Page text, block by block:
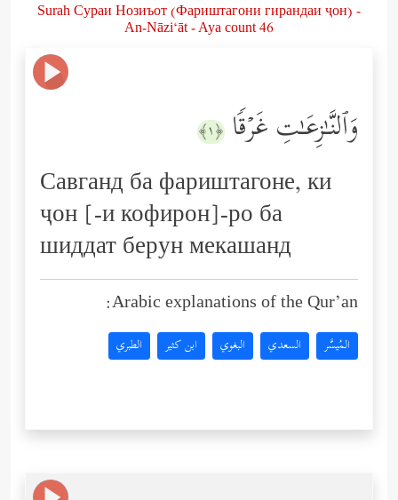
Surah Сураи Нозиъот (Фариштагони гирандаи ҷон) -
An-Nāzi‘āt - Aya count 46
وَٱلنَّـٰزِعَـٰتِ غَرۡقࣰا ﴿١﴾
Савганд ба фариштагоне, ки
ҷон [-и кофирон]-ро ба
шиддат берун мекашанд
Arabic explanations of the Qur’an:
المُيسَّر السعدي البغوي ابن كثير الطبري